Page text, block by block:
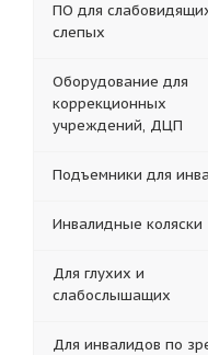
ПО для
слепых
Оборудование для
коррекционных
учреждений, ДЦП
Подъемники для
Инвалидные коляски
Для глухих и
слабослышащих
Для инвалидов по